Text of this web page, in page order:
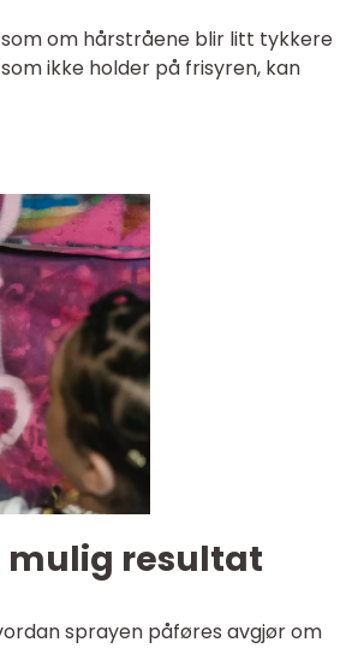
om hårstråene blir litt tykkere
ikke holder på frisyren, kan
mulig resultat
sprayen påføres avgjør om